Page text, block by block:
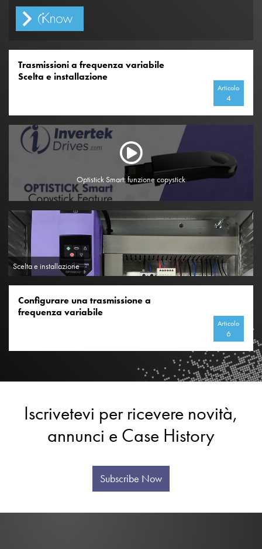
Trasmissioni a frequenza variabile
Scelta e installazione
Articolo
4
Optistick Smart: funzione copystick
Scelta e installazione
Configurare una trasmissione a
frequenza variabile
Articolo
6
Iscrivetevi per ricevere novità,
annunci e Case History
Subscribe Now